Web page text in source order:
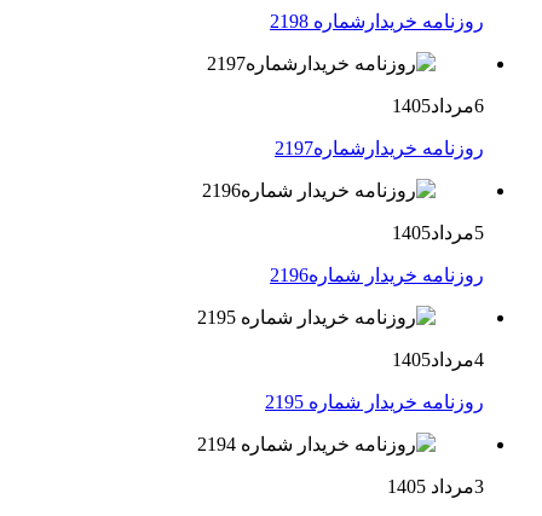
روزنامه خریدارشماره 2198
6مرداد1405
روزنامه خریدارشماره2197
5مرداد1405
روزنامه خریدار شماره2196
4مرداد1405
روزنامه خریدار شماره 2195
3مرداد 1405